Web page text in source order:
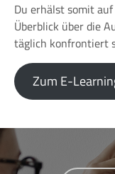
Du erhälst somit
Überblick über die
täglich konfrontiert
Zum E-